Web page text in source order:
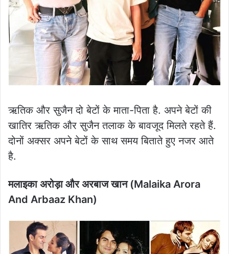
ऋतिक और सुजैन दो बेटों के माता-पिता है. अपने बेटों की
खातिर ऋतिक और सुजैन तलाक के बावजूद मिलते रहते हैं.
दोनों अक्सर अपने बेटों के साथ समय बिताते हुए नजर आते
है.
मलाइका अरोड़ा और अरबाज खान (Malaika Arora
And Arbaaz Khan)